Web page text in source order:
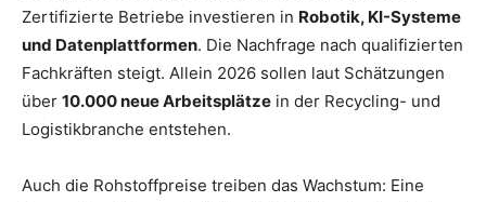
Zertifizierte Betriebe investieren in Robotik, KI-Systeme
und Datenplattformen. Die Nachfrage nach qualifizierten
Fachkräften steigt. Allein 2026 sollen laut Schätzungen
über 10.000 neue Arbeitsplätze in der Recycling- und
Logistikbranche entstehen.
Auch die Rohstoffpreise treiben das Wachstum: Eine